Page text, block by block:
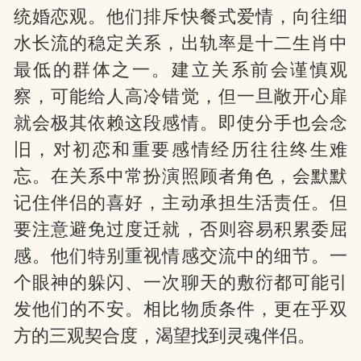
统婚恋观。他们排斥快餐式爱情，向往细
水长流的稳定关系，出轨率是十二生肖中
最低的群体之一。建立关系前会谨慎观
察，可能给人高冷错觉，但一旦敞开心扉
就会极其依赖这段感情。即使分手也会念
旧，对初恋和重要感情经历往往终生难
忘。在关系中常扮演照顾者角色，会默默
记住伴侣的喜好，主动承担生活责任。但
要注意避免过度迁就，否则容易积累委屈
感。他们特别重视情感交流中的细节。一
个眼神的躲闪、一次聊天的敷衍都可能引
发他们的不安。相比物质条件，更在乎双
方的三观契合度，渴望找到灵魂伴侣。